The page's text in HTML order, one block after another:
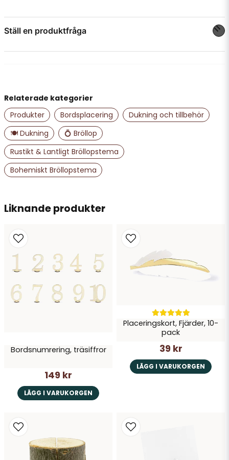
Ställ en produktfråga
name
Namn
email
Mejladress
Ja, ni får publicera min fråga
Skicka fråga
Liknande produkter
Bordsnumrering, träsiffror
149 kr
LÄGG I VARUKORGEN
Placeringskort, Fjärder, 10-
pack
39 kr
LÄGG I VARUKORGEN
Relaterade kategorier
Produkter
Bordsplacering
Dukning och tillbehör
🍽️ Dukning
💍 Bröllop
Rustikt & Lantligt Bröllopstema
Bohemiskt Bröllopstema